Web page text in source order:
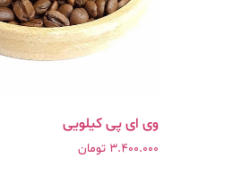
وی ای پی کیلویی
3.400.000 تومان